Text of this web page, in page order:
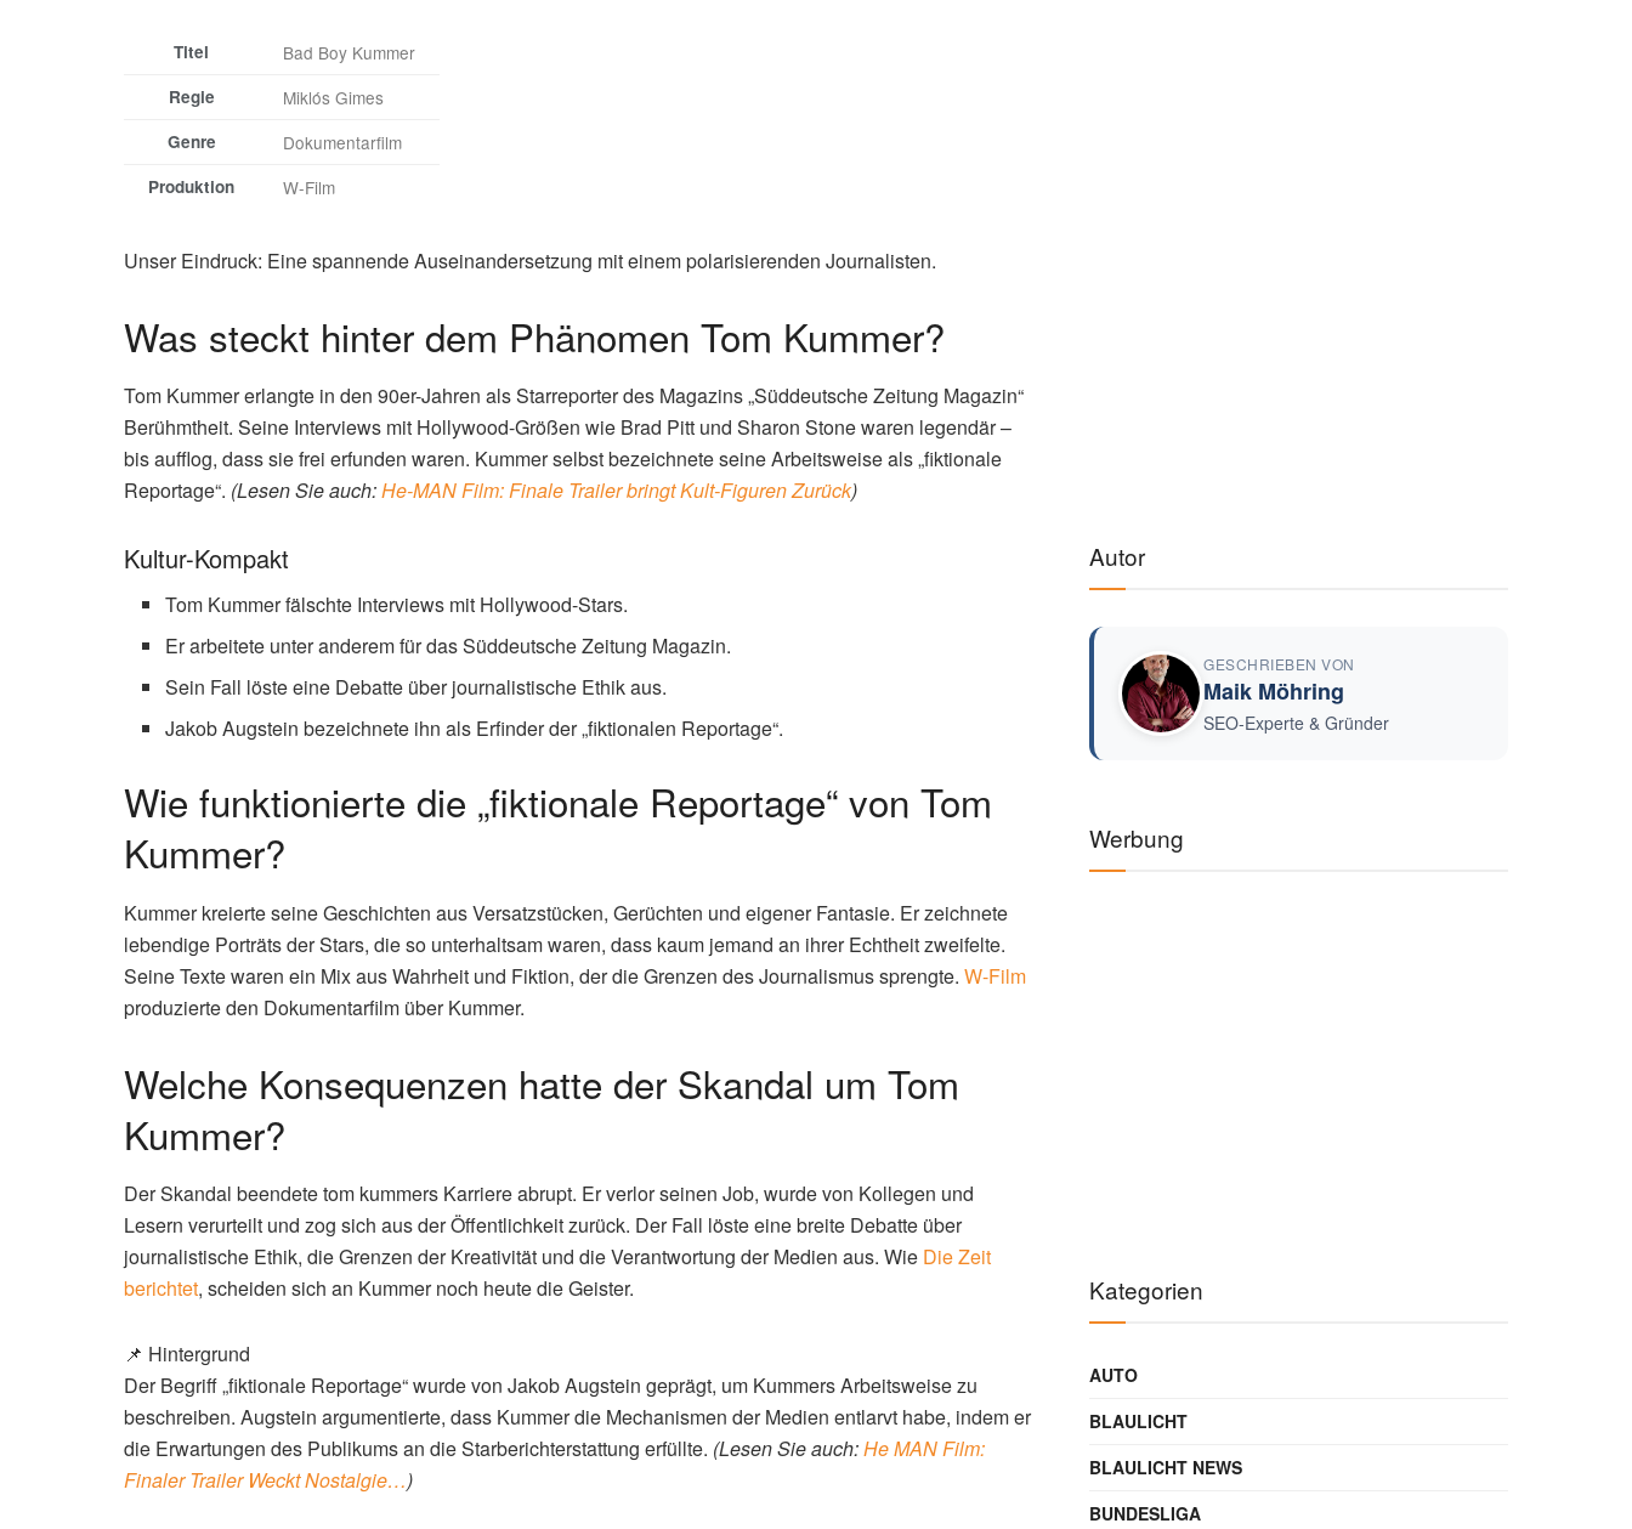
Titel Bad Boy Kummer
Regie Miklós Gimes
Genre Dokumentarfilm
Produktion W-Film
Unser Eindruck: Eine spannende Auseinandersetzung mit einem polarisierenden Journalisten.
Was steckt hinter dem Phänomen Tom Kummer?
Tom Kummer erlangte in den 90er-Jahren als Starreporter des Magazins „Süddeutsche Zeitung Magazin“
Berühmtheit. Seine Interviews mit Hollywood-Größen wie Brad Pitt und Sharon Stone waren legendär –
bis aufflog, dass sie frei erfunden waren. Kummer selbst bezeichnete seine Arbeitsweise als „fiktionale
Reportage“. (Lesen Sie auch:He-MAN Film: Finale Trailer bringt Kult-Figuren Zurück)
Kultur-Kompakt
Tom Kummer fälschte Interviews mit Hollywood-Stars.
Er arbeitete unter anderem für das Süddeutsche Zeitung Magazin.
Sein Fall löste eine Debatte über journalistische Ethik aus.
Jakob Augstein bezeichnete ihn als Erfinder der „fiktionalen Reportage“.
Wie funktionierte die „fiktionale Reportage“ von Tom
Kummer?
Kummer kreierte seine Geschichten aus Versatzstücken, Gerüchten und eigener Fantasie. Er zeichnete
lebendige Porträts der Stars, die so unterhaltsam waren, dass kaum jemand an ihrer Echtheit zweifelte.
Seine Texte waren ein Mix aus Wahrheit und Fiktion, der die Grenzen des Journalismus sprengte. W-Film
produzierte den Dokumentarfilm über Kummer.
Welche Konsequenzen hatte der Skandal um Tom
Kummer?
Der Skandal beendete tom kummers Karriere abrupt. Er verlor seinen Job, wurde von Kollegen und
Lesern verurteilt und zog sich aus der Öffentlichkeit zurück. Der Fall löste eine breite Debatte über
journalistische Ethik, die Grenzen der Kreativität und die Verantwortung der Medien aus. Wie Die Zeit
berichtet, scheiden sich an Kummer noch heute die Geister.
📌 Hintergrund
Der Begriff „fiktionale Reportage“ wurde von Jakob Augstein geprägt, um Kummers Arbeitsweise zu
beschreiben. Augstein argumentierte, dass Kummer die Mechanismen der Medien entlarvt habe, indem er
die Erwartungen des Publikums an die Starberichterstattung erfüllte. (Lesen Sie auch:He MAN Film:
Finaler Trailer Weckt Nostalgie…)
Autor
GESCHRIEBEN VON
Maik Möhring
SEO-Experte & Gründer
Werbung
Kategorien
AUTO
BLAULICHT
BLAULICHT NEWS
BUNDESLIGA